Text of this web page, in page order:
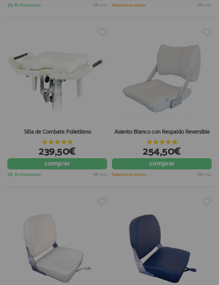
En Existencias IVA incl. Seleccionar opción IVA incl.
Silla de Combate Polietileno
239,50€
comprar
En Existencias IVA incl.
Asiento Blanco con Respaldo Reversible
254,50€
comprar
Seleccionar opción IVA incl.